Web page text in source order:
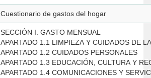
Cuestionario de gastos del hogar
SECCIÓN I. GASTO MENSUAL
APARTADO 1.1 LIMPIEZA Y CUIDADOS DE
APARTADO 1.2 CUIDADOS PERSONALES
APARTADO 1.3 EDUCACIÓN, CULTURA Y
APARTADO 1.4 COMUNICACIONES Y